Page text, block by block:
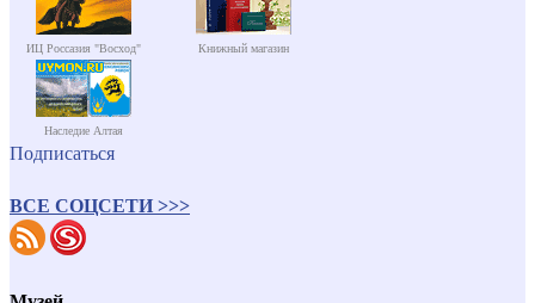
ИЦ Россазия "Восход" Книжный магазин
Наследие Алтая
Подписаться
ВСЕ СОЦСЕТИ >>>